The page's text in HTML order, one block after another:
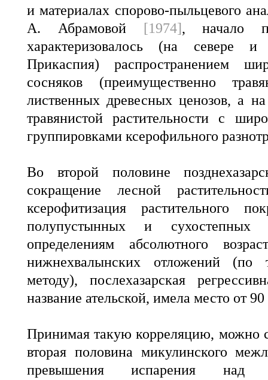
и материалах спорово-пыльцевого
А. Абрамовой [1974], начало
характеризовалось (на севере
Прикаспия) распространением
сосняков (преимущественно
лиственных древесных ценозов, а
травянистой растительности с
группировками ксерофильного
Во второй половине
сокращение лесной
ксерофитизация растительного
полупустынных и
определениям абсолютного
нижнехвалынских отложений (по
методу), послехазарская
название ательской, имела место от
Принимая такую корреляцию, можно
вторая половина микулинского
превышения испарения над